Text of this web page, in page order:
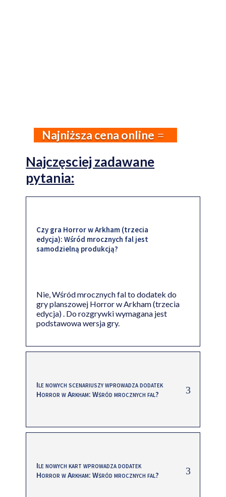
Najniższa cena online
Najczęsciej zadawane
pytania:
Czy gra Horror w Arkham (trzecia
edycja): Wśród mrocznych fal jest
samodzielną produkcją?
Nie, Wśród mrocznych fal to dodatek do
gry planszowej Horror w Arkham (trzecia
edycja) . Do rozgrywki wymagana jest
podstawowa wersja gry.
Ile nowych scenariuszy wprowadza dodatek
Horror w Arkham: Wśród mrocznych fal?
Ile nowych kart wprowadza dodatek
Horror w Arkham: Wśród mrocznych fal?